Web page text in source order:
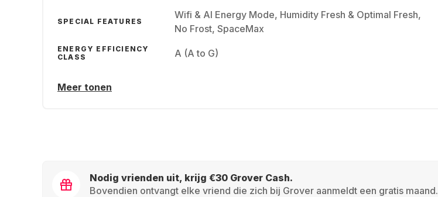
SPECIAL FEATURES
Wifi & AI Energy Mode, Humidity Fresh & Optimal Fresh,
No Frost, SpaceMax
ENERGY EFFICIENCY
CLASS
A (A to G)
Meer tonen
Nodig vrienden uit, krijg €30 Grover Cash.
Bovendien ontvangt elke vriend die zich bij Grover aanmeldt een gratis maand.